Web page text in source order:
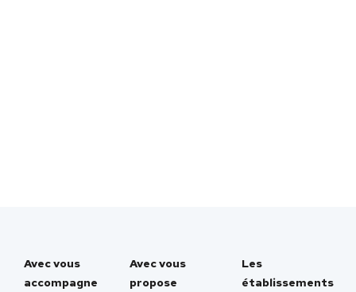
Avec vous
accompagne
Avec vous
propose
Les
établissements